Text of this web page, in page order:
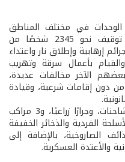
الوحدات في مختلف المناطق
للحفاظ على الأمن والاستقرار، تمّ توقيف نحو 2345 شخصًا من
إرهابية وإطلاق نار واعتداء
بأعمال سرقة وتهريب
الآخر مخالفات عديدة،
من دون إقامات شرعية، وقيادة
وشملت المضبوطات 158 سيارة و4 شاحنات، وجرارًا زراعيًا، و3 مراكب
الأسلحة الفردية والذخائر الخفيفة
الصاروخية، بالإضافة إلى
والأعتدة العسكرية.